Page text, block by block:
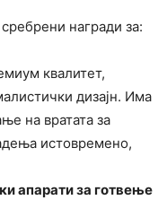
награди за:
квалитет,
дизајн. Има
на вратата за
истовремено,
апарати за готвење